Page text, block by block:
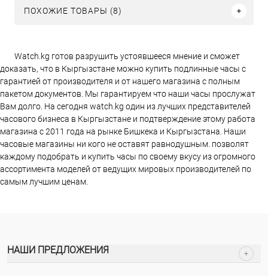
ПОХОЖИЕ ТОВАРЫ (8)
Watch.kg готов разрушить устоявшееся мнение и сможет
доказать, что в Кыргызстане можно купить подлинные часы с
гарантией от производителя и от нашего магазина с полным
пакетом документов. Мы гарантируем что наши часы прослужат
Вам долго. На сегодня watch.kg один из лучших представителей
часового бизнеса в Кыргызстане и подтверждение этому работа
магазина c 2011 года на рынке Бишкека и Кыргызстана. Наши
часовые магазины ни кого не оставят равнодушным. позволят
каждому подобрать и купить часы по своему вкусу из огромного
ассортимента моделей от ведущих мировых производителей по
самым лучшим ценам.
НАШИ ПРЕДЛОЖЕНИЯ